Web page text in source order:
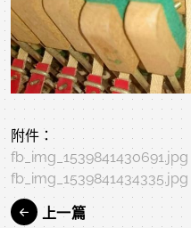
附件：
fb_img_1539841430691.jpg
fb_img_1539841434335.jpg
上一篇